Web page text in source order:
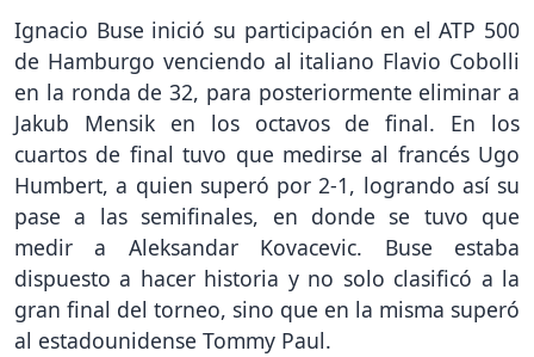
Ignacio Buse inició su participación en el ATP 500
de Hamburgo venciendo al italiano Flavio Cobolli
en la ronda de 32, para posteriormente eliminar a
Jakub Mensik en los octavos de final. En los
cuartos de final tuvo que medirse al francés Ugo
Humbert, a quien superó por 2-1, logrando así su
pase a las semifinales, en donde se tuvo que
medir a Aleksandar Kovacevic. Buse estaba
dispuesto a hacer historia y no solo clasificó a la
gran final del torneo, sino que en la misma superó
al estadounidense Tommy Paul.